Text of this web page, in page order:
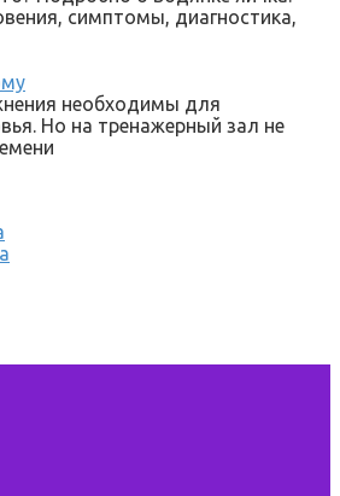
симптомы, диагностика,
необходимы для
Но на тренажерный зал не